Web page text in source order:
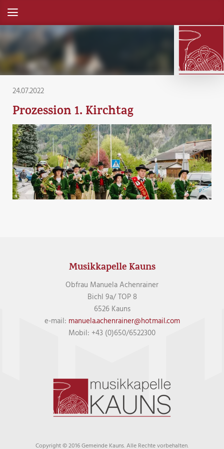
24.07.2022
Prozession 1. Kirchtag
Musikkapelle Kauns
Obfrau Manuela Achenrainer
Bichl 9a/ TOP 8
6526 Kauns
e-mail: manuela.achenrainer@hotmail.com
Mobil: +43 (0)650/6522300
Copyright © 2016 Gemeinde Kauns. Alle Rechte vorbehalten.